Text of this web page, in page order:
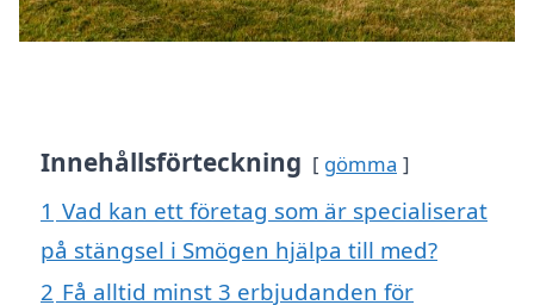
Innehållsförteckning gömma
1 Vad kan ett företag som är specialiserat
på stängsel i Smögen hjälpa till med?
2 Få alltid minst 3 erbjudanden för